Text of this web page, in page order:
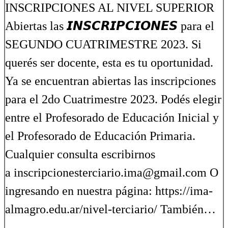
INSCRIPCIONES AL NIVEL SUPERIOR
Abiertas las 𝙄𝙉𝙎𝘾𝙍𝙄𝙋𝘾𝙄𝙊𝙉𝙀𝙎 para el
SEGUNDO CUATRIMESTRE 2023. Si
querés ser docente, esta es tu oportunidad.
Ya se encuentran abiertas las inscripciones
para el 2do Cuatrimestre 2023. Podés elegir
entre el Profesorado de Educación Inicial y
el Profesorado de Educación Primaria.
Cualquier consulta escribirnos
a inscripcionesterciario.ima@gmail.com O
ingresando en nuestra página: https://ima-
almagro.edu.ar/nivel-terciario/ También…